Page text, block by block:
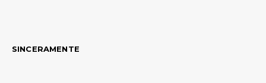
SINCERAMENTE